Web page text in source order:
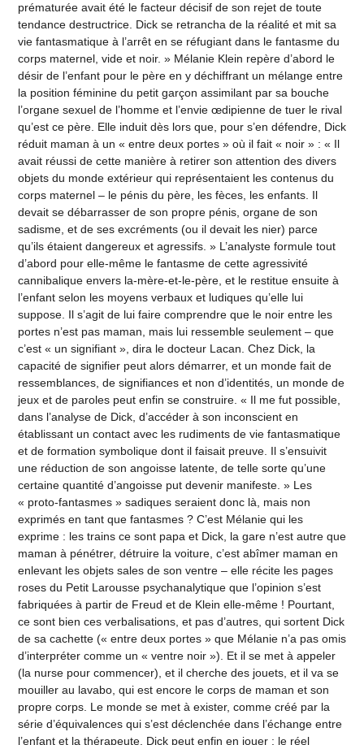
prématurée avait été le facteur décisif de son rejet de toute
tendance destructrice. Dick se retrancha de la réalité et mit sa
vie fantasmatique à l’arrêt en se réfugiant dans le fantasme du
corps maternel, vide et noir. » Mélanie Klein repère d’abord le
désir de l’enfant pour le père en y déchiffrant un mélange entre
la position féminine du petit garçon assimilant par sa bouche
l’organe sexuel de l’homme et l’envie œdipienne de tuer le rival
qu’est ce père. Elle induit dès lors que, pour s’en défendre, Dick
réduit maman à un « entre deux portes » où il fait « noir » : « Il
avait réussi de cette manière à retirer son attention des divers
objets du monde extérieur qui représentaient les contenus du
corps maternel – le pénis du père, les fèces, les enfants. Il
devait se débarrasser de son propre pénis, organe de son
sadisme, et de ses excréments (ou il devait les nier) parce
qu’ils étaient dangereux et agressifs. » L’analyste formule tout
d’abord pour elle-même le fantasme de cette agressivité
cannibalique envers la-mère-et-le-père, et le restitue ensuite à
l’enfant selon les moyens verbaux et ludiques qu’elle lui
suppose. Il s’agit de lui faire comprendre que le noir entre les
portes n’est pas maman, mais lui ressemble seulement – que
c’est « un signifiant », dira le docteur Lacan. Chez Dick, la
capacité de signifier peut alors démarrer, et un monde fait de
ressemblances, de signifiances et non d’identités, un monde de
jeux et de paroles peut enfin se construire. « Il me fut possible,
dans l’analyse de Dick, d’accéder à son inconscient en
établissant un contact avec les rudiments de vie fantasmatique
et de formation symbolique dont il faisait preuve. Il s’ensuivit
une réduction de son angoisse latente, de telle sorte qu’une
certaine quantité d’angoisse put devenir manifeste. » Les
« proto-fantasmes » sadiques seraient donc là, mais non
exprimés en tant que fantasmes ? C’est Mélanie qui les
exprime : les trains ce sont papa et Dick, la gare n’est autre que
maman à pénétrer, détruire la voiture, c’est abîmer maman en
enlevant les objets sales de son ventre – elle récite les pages
roses du Petit Larousse psychanalytique que l’opinion s’est
fabriquées à partir de Freud et de Klein elle-même ! Pourtant,
ce sont bien ces verbalisations, et pas d’autres, qui sortent Dick
de sa cachette (« entre deux portes » que Mélanie n’a pas omis
d’interpréter comme un « ventre noir »). Et il se met à appeler
(la nurse pour commencer), et il cherche des jouets, et il va se
mouiller au lavabo, qui est encore le corps de maman et son
propre corps. Le monde se met à exister, comme créé par la
série d’équivalences qui s’est déclenchée dans l’échange entre
l’enfant et la thérapeute. Dick peut enfin en jouer : le réel